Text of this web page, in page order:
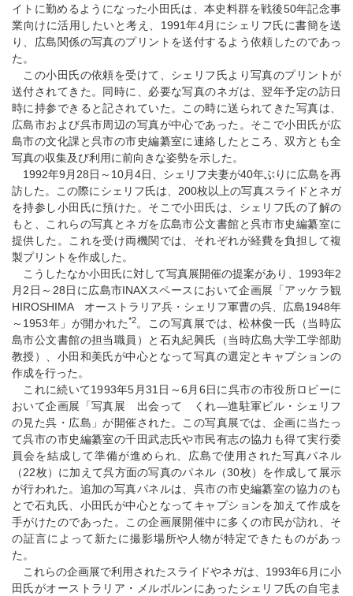
イトに勤めるようになった小田氏は、本史料群を戦後50年記念事
業向けに活用したいと考え、1991年4月にシェリフ氏に書簡を送
り、広島関係の写真のプリントを送付するよう依頼したのであっ
た。
この小田氏の依頼を受けて、シェリフ氏より写真のプリントが
送付されてきた。同時に、必要な写真のネガは、翌年予定の訪日
時に持参できると記されていた。この時に送られてきた写真は、
広島市および呉市周辺の写真が中心であった。そこで小田氏が広
島市の文化課と呉市の市史編纂室に連絡したところ、双方とも全
写真の収集及び利用に前向きな姿勢を示した。
1992年9月28日～10月4日、シェリフ夫妻が40年ぶりに広島を再
訪した。この際にシェリフ氏は、200枚以上の写真スライドとネガ
を持参し小田氏に預けた。そこで小田氏は、シェリフ氏の了解の
もと、これらの写真とネガを広島市公文書館と呉市市史編纂室に
提供した。これを受け両機関では、それぞれが経費を負担して複
製プリントを作成した。
こうしたなか小田氏に対して写真展開催の提案があり、1993年2
月2日～28日に広島市INAXスペースにおいて企画展「アッケラ観
HIROSHIMA オーストラリア兵・シェリフ軍曹の呉、広島1948年
～1953年」が開かれた*2。この写真展では、松林俊一氏（当時広
島市公文書館の担当職員）と石丸紀興氏（当時広島大学工学部助
教授）、小田和美氏が中心となって写真の選定とキャプションの
作成を行った。
これに続いて1993年5月31日～6月6日に呉市の市役所ロビーに
おいて企画展「写真展 出会って くれ―進駐軍ビル・シェリフ
の見た呉・広島」が開催された。この写真展では、企画に当たっ
て呉市の市史編纂室の千田武志氏や市民有志の協力も得て実行委
員会を結成して準備が進められ、広島で使用された写真パネル
（22枚）に加えて呉方面の写真のパネル（30枚）を作成して展示
が行われた。追加の写真パネルは、呉市の市史編纂室の協力のも
とで石丸氏、小田氏が中心となってキャプションを加えて作成を
手がけたのであった。この企画展開催中に多くの市民が訪れ、そ
の証言によって新たに撮影場所や人物が特定できたものがあっ
た。
これらの企画展で利用されたスライドやネガは、1993年6月に小
田氏がオーストラリア・メルボルンにあったシェリフ氏の自宅ま